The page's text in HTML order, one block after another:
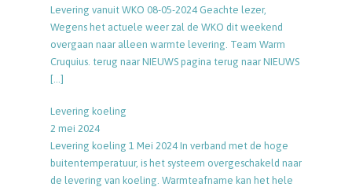
Levering vanuit WKO 08-05-2024 Geachte lezer,
Wegens het actuele weer zal de WKO dit weekend
overgaan naar alleen warmte levering. Team Warm
Cruquius. terug naar NIEUWS pagina terug naar NIEUWS
[…]
Levering koeling
2 mei 2024
Levering koeling 1 Mei 2024 In verband met de hoge
buitentemperatuur, is het systeem overgeschakeld naar
de levering van koeling. Warmteafname kan het hele